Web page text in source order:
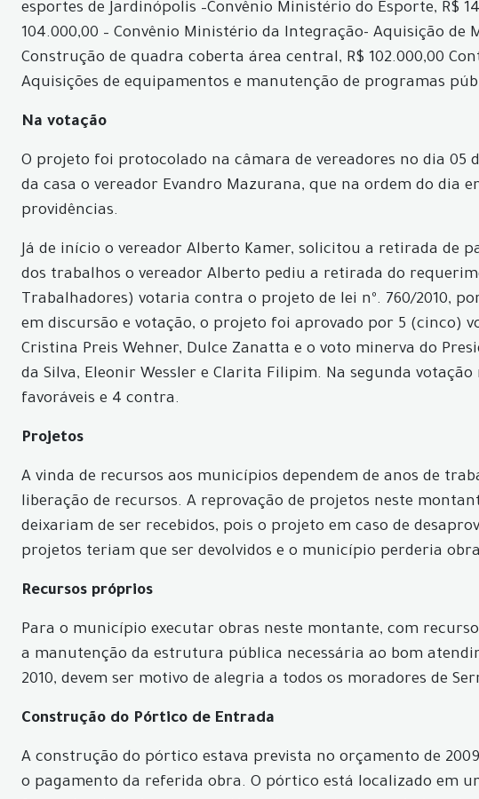
esportes de Jardinópolis –Convênio Ministério do Esporte, R$
104.000,00 – Convênio Ministério da Integração- Aquisição
Construção de quadra coberta área central, R$ 102.000,00
Aquisições de equipamentos e manutenção de programas
Na votação
O projeto foi protocolado na câmara de vereadores no dia 05
da casa o vereador Evandro Mazurana, que na ordem do dia
providências.
Já de início o vereador Alberto Kamer, solicitou a retirada de
dos trabalhos o vereador Alberto pediu a retirada do
Trabalhadores) votaria contra o projeto de lei nº. 760/2010,
em discursão e votação, o projeto foi aprovado por 5 (cinco)
Cristina Preis Wehner, Dulce Zanatta e o voto minerva do
da Silva, Eleonir Wessler e Clarita Filipim. Na segunda
favoráveis e 4 contra.
Projetos
A vinda de recursos aos municípios dependem de anos de
liberação de recursos. A reprovação de projetos neste
deixariam de ser recebidos, pois o projeto em caso de
projetos teriam que ser devolvidos e o município perderia
Recursos próprios
Para o município executar obras neste montante, com
a manutenção da estrutura pública necessária ao bom
2010, devem ser motivo de alegria a todos os moradores de
Construção do Pórtico de Entrada
A construção do pórtico estava prevista no orçamento de
o pagamento da referida obra. O pórtico está localizado em